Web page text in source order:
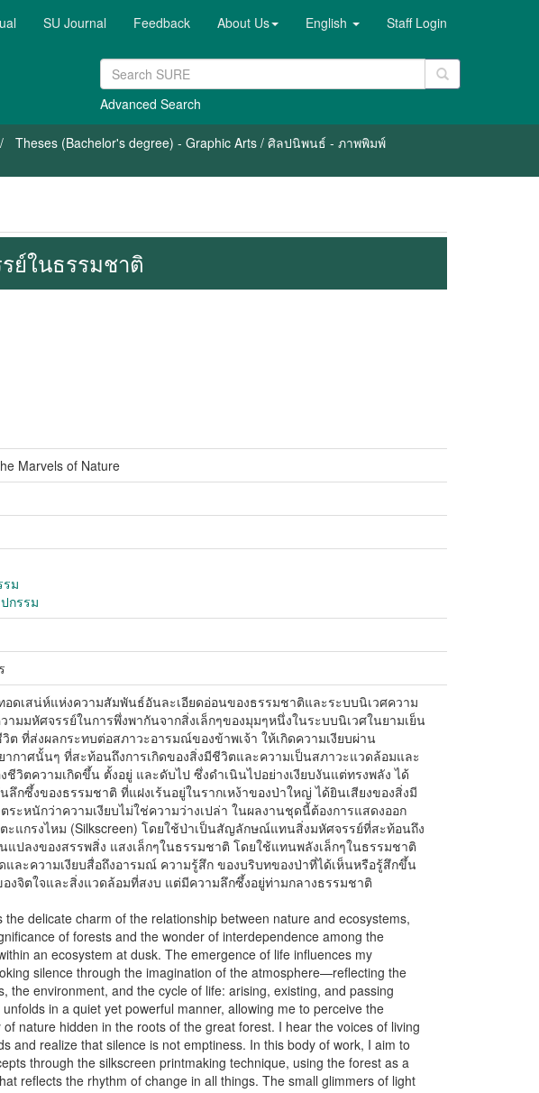
SU Journal Feedback About Us English Staff Login
Advanced Search
Theses (Bachelor's degree) - Graphic Arts / ศิลปนิพนธ์ - ภาพพิมพ์
ย์ในธรรมชาติ
Marvels of Nature
รม
กรรม
ดเสน่ห์แห่งความสัมพันธ์อันละเอียดอ่อนของธรรมชาติและระบบนิเวศความ
มมหัศจรรย์ในการพึ่งพากันจากสิ่งเล็กๆของมุมๆหนึ่งในระบบนิเวศในยามเย็น
ต ที่ส่งผลกระทบต่อสภาวะอารมณ์ของข้าพเจ้า ให้เกิดความเงียบผ่าน
กาศนั้นๆ ที่สะท้อนถึงการเกิดของสิ่งมีชีวิตและความเป็นสภาวะแวดล้อมและ
ชีวิตความเกิดขึ้น ตั้งอยู่ และดับไป ซึ่งดำเนินไปอย่างเงียบงันแต่ทรงพลัง ได้
ลึกซึ้งของธรรมชาติ ที่แฝงเร้นอยู่ในรากเหง้าของป่าใหญ่ ได้ยินเสียงของสิ่งมี
ระหนักว่าความเงียบไม่ใช่ความว่างเปล่า ในผลงานชุดนี้ต้องการแสดงออก
ะแกรงไหม (Silkscreen) โดยใช้ป่าเป็นสัญลักษณ์แทนสิ่งมหัศจรรย์ที่สะท้อนถึง
แปลงของสรรพสิ่ง แสงเล็กๆในธรรมชาติ โดยใช้แทนพลังเล็กๆในธรรมชาติ
ละความเงียบสื่อถึงอารมณ์ ความรู้สึก ของบริบทของป่าที่ได้เห็นหรือรู้สึกขึ้น
งจิตใจและสิ่งแวดล้อมที่สงบ แต่มีความลึกซึ้งอยู่ท่ามกลางธรรมชาติ
the delicate charm of the relationship between nature and ecosystems,
of forests and the wonder of interdependence among the
an ecosystem at dusk. The emergence of life influences my
silence through the imagination of the atmosphere—reflecting the
the environment, and the cycle of life: arising, existing, and passing
in a quiet yet powerful manner, allowing me to perceive the
nature hidden in the roots of the great forest. I hear the voices of living
and realize that silence is not emptiness. In this body of work, I aim to
through the silkscreen printmaking technique, using the forest as a
reflects the rhythm of change in all things. The small glimmers of light